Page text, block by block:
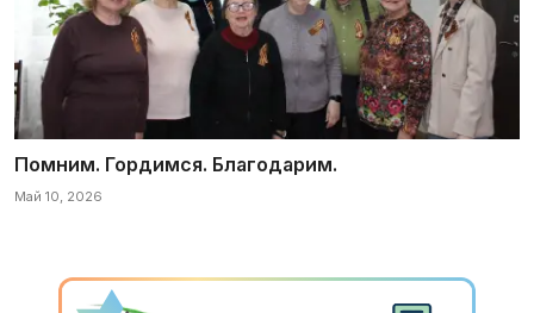
Помним. Гордимся. Благодарим.
Май 10, 2026